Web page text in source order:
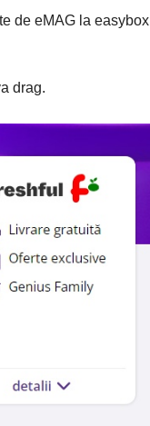
de eMAG la easybox
drag.